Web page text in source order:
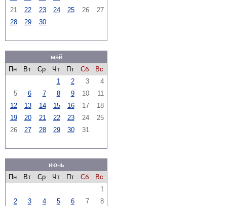
21
22 23 24 25 26
27
28
29 30
май
Пн
Вт Ср Чт Пт Сб
Вс
1
2 3
4
5
6 7 8 9 10
11
12
13 14 15 16 17
18
19
20 21 22 23 24
25
26
27 28 29 30 31
июнь
Пн
Вт Ср Чт Пт Сб
Вс
1
2
3 4 5 6 7
8